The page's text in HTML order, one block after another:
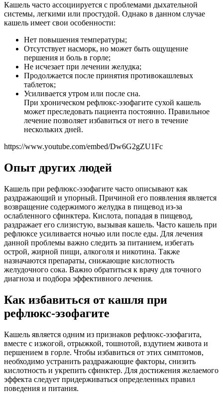
Кашель часто ассоциируется с проблемами дыхательной
системы, легкими или простудой. Однако в данном случае
кашель имеет свои особенности:
Нет повышения температуры;
Отсутствует насморк, но может быть ощущение
першения и боль в горле;
Не исчезает при лечении желудка;
Продолжается после принятия противокашлевых
таблеток;
Усиливается утром или после сна.
При хроническом рефлюкс-эзофагите сухой кашель
может преследовать пациента постоянно. Правильное
лечение позволяет избавиться от него в течение
нескольких дней.
https://www.youtube.com/embed/Dw6G2gZU1Fc
Опыт других людей
Кашель при рефлюкс-эзофагите часто описывают как
раздражающий и упорный. Причиной его появления является
возвращение содержимого желудка в пищевод из-за
ослабленного сфинктера. Кислота, попадая в пищевод,
раздражает его слизистую, вызывая кашель. Часто кашель при
рефлюксе усиливается ночью или после еды. Для лечения
данной проблемы важно следить за питанием, избегать
острой, жирной пищи, алкоголя и никотина. Также
назначаются препараты, снижающие кислотность
желудочного сока. Важно обратиться к врачу для точного
диагноза и подбора эффективного лечения.
Как избавиться от кашля при
рефлюкс-эзофагите
Кашель является одним из признаков рефлюкс-эзофагита,
вместе с изжогой, отрыжкой, тошнотой, вздутием живота и
першением в горле. Чтобы избавиться от этих симптомов,
необходимо устранить раздражающие факторы, снизить
кислотность и укрепить сфинктер. Для достижения желаемого
эффекта следует придерживаться определенных правил
поведения и питания.